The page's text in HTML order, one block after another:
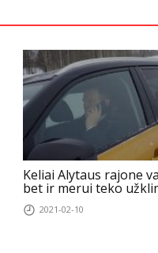
Keliai Alytaus rajone
bet ir merui teko
2021-02-10